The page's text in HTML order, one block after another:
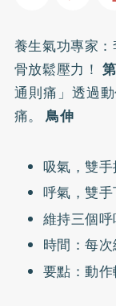
養生氣功專家：
骨放鬆壓力！
通則痛」透過
痛。鳥伸
吸氣，雙手
呼氣，雙手
維持三個呼
時間：每次
要點：動